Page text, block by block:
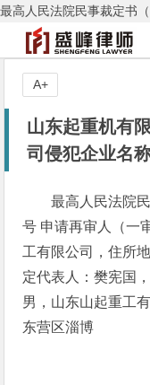
最高人民法院民事裁定书
山东起重机有
司侵犯企业名
最高人民法院
号 申请再审人（一
工有限公司，住所
定代表人：樊宪国
男，山东山起重工
东营区淄博
A+